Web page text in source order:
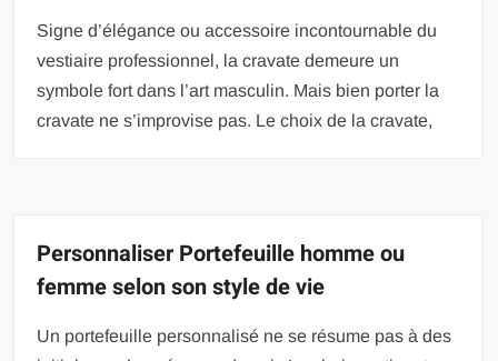
Signe d’élégance ou accessoire incontournable du
vestiaire professionnel, la cravate demeure un
symbole fort dans l’art masculin. Mais bien porter la
cravate ne s’improvise pas. Le choix de la cravate,
Personnaliser Portefeuille homme ou
femme selon son style de vie
Un portefeuille personnalisé ne se résume pas à des